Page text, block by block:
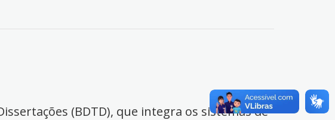
(BDTD), que integra os sistemas de